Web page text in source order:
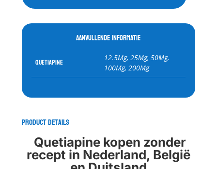
Aanvullende informatie
Quetiapine
12.5Mg, 25Mg, 50Mg,
100Mg, 200Mg
Product Details
Quetiapine kopen zonder
recept in Nederland, België